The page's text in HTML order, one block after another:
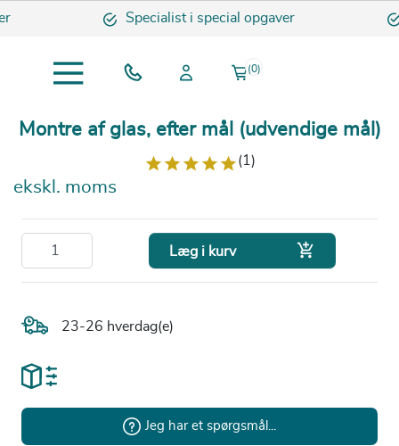
Specialist i special opgaver
(0)
Montre af glas, efter mål (udvendige mål)
(1)
ekskl. moms
Læg i kurv 
23-26 hverdag(e)
Jeg har et spørgsmål...